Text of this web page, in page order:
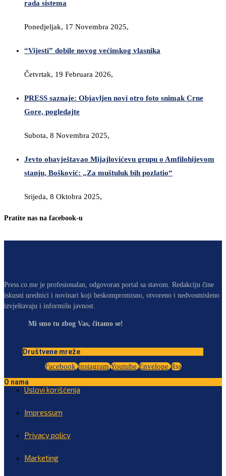
rada sistema
Ponedjeljak, 17 Novembra 2025,
“Vijesti” dobile novog većinskog vlasnika
Četvrtak, 19 Februara 2026,
PRESS saznaje: Objavljen novi otro foto snimak Crne
Gore, pogledajte
Subota, 8 Novembra 2025,
Jevto obavještavao Mijajlovićevu grupu o Amfilohijevom
stanju, Bošković: „Za muštuluk bih pozlatio“
Srijeda, 8 Oktobra 2025,
Pratite nas na facebook-u
Press.co.me je profesionalan, odgovoran portal sa stavom. Redakciju čine
iskusni urednici i novinari koji beskompromisno, otvoreno i nedvosmisleno
izvještavaju i informišu javnost.
Mi smo tu zbog Vas, čitamo se!
Društvene mreže
Facebook Instagram Youtube Envelope Rss
O nama
Uslovi korišćenja
Impressum
Privacy policy
Marketing